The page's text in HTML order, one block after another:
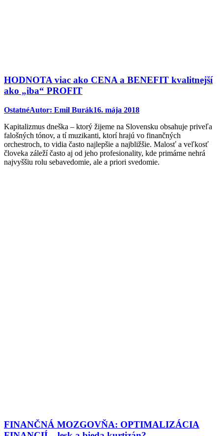
HODNOTA viac ako CENA a BENEFIT kvalitnejší
ako „iba“ PROFIT
OstatnéAutor: Emil Burák16. mája 2018
Kapitalizmus dneška – ktorý žijeme na Slovensku obsahuje priveľa
falošných tónov, a tí muzikanti, ktorí hrajú vo finančných
orchestroch, to vidia často najlepšie a najbližšie. Malosť a veľkosť
človeka záleží často aj od jeho profesionality, kde primárne nehrá
najvyššiu rolu sebavedomie, ale a priori svedomie.
FINANČNÁ MOZGOVŇA: OPTIMALIZÁCIA